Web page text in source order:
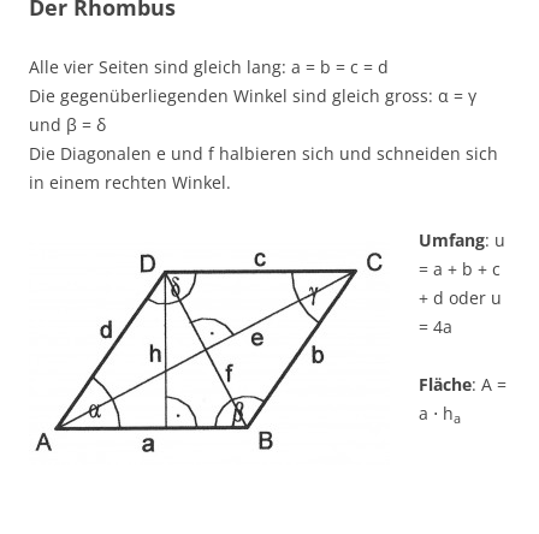
Der Rhombus
Alle vier Seiten sind gleich lang: a = b = c = d
Die gegenüberliegenden Winkel sind gleich gross: α = γ
und β = δ
Die Diagonalen e und f halbieren sich und schneiden sich
in einem rechten Winkel.
Umfang: u
= a + b + c
+ d oder u
= 4a
Fläche: A =
a ⋅ ha